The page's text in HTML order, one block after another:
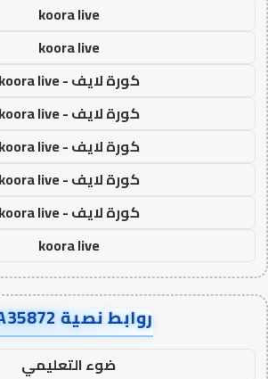
koora live
koora live
كورة لايف - koora live
كورة لايف - koora live
كورة لايف - koora live
كورة لايف - koora live
كورة لايف - koora live
koora live
روابط نصية AA35872
ضوء التعليمي